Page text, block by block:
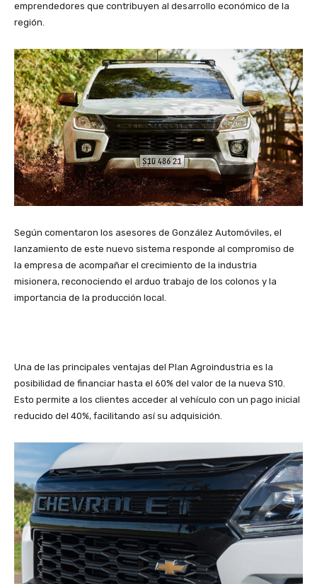
emprendedores que contribuyen al desarrollo económico de la
región.
Según comentaron los asesores de González Automóviles, el
lanzamiento de este nuevo sistema responde al compromiso de
la empresa de acompañar el crecimiento de la industria
misionera, reconociendo el arduo trabajo de los colonos y la
importancia de la producción local.
Una de las principales ventajas del Plan Agroindustria es la
posibilidad de financiar hasta el 60% del valor de la nueva S10.
Esto permite a los clientes acceder al vehículo con un pago inicial
reducido del 40%, facilitando así su adquisición.